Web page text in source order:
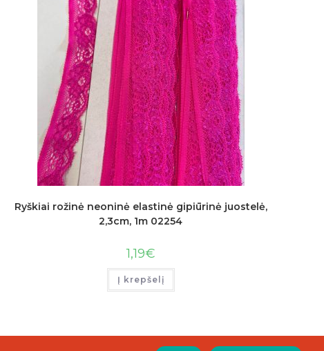
Ryškiai rožinė neoninė elastinė gipiūrinė juostelė,
2,3cm, 1m 02254
1,19€
Į krepšelį